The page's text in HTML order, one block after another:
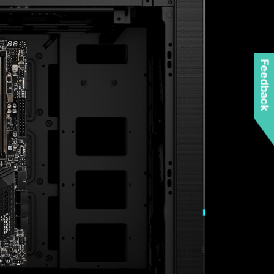
Feedback